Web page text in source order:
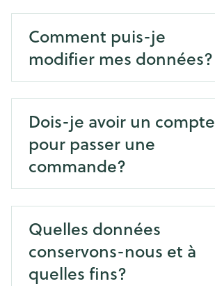
Comment puis-je
modifier mes données?
Dois-je avoir un compte
pour passer une
commande?
Quelles données
conservons-nous et à
quelles fins?